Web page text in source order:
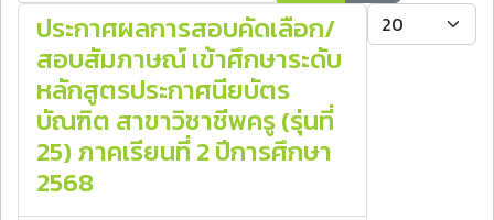
แสดง #
ประกาศผลการสอบคัดเลือก/
สอบสัมภาษณ์ เข้าศึกษาระดับ
หลักสูตรประกาศนียบัตร
บัณฑิต สาขาวิชาชีพครู (รุ่นที่
25) ภาคเรียนที่ 2 ปีการศึกษา
2568